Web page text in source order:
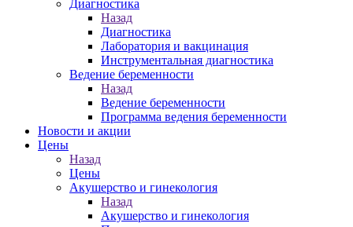
Диагностика
Назад
Диагностика
Лаборатория и вакцинация
Инструментальная диагностика
Ведение беременности
Назад
Ведение беременности
Программа ведения беременности
Новости и акции
Цены
Назад
Цены
Акушерство и гинекология
Назад
Акушерство и гинекология